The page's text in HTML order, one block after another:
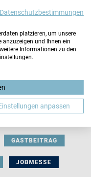
BEWERBUNG
GASTBEITRAG
JOBMESSE
Datenschutzbestimmungen
platzieren, um unsere
anzuzeigen und Ihnen ein
Informationen zu den
anpassen